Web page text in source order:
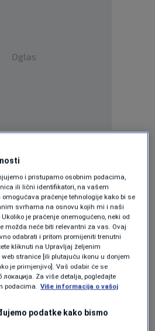
Oglas
odlučeno da bh.
slovensku kompaniju
raskida koncesije. Vlast
obešteti novcem
a ne entitetskim novcem.
Bosne i Hercegovine je to
jedna od
je kako su u martu ove
i pristupamo osobnim podacima,
ili lični identifikatori, na vašem
praćenje tehnologije kako bi se
svrhama na osnovu kojih mi i naši
je praćenje onemogućeno, neki od
možda neće biti relevantni za vas. Ovaj
odabrati i pritom promijeniti trenutni
kliknuti na Upravljaj željenim
stranice [ili plutajuću ikonu u donjem
je primjenjivo]. Vaš odabir će se
Za više detalja, pogledajte
podacima. Više informacija o vašoj
podatke kako bismo